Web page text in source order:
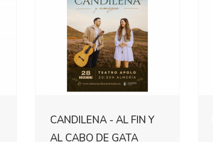
CANDILENA - AL FIN Y
AL CABO DE GATA